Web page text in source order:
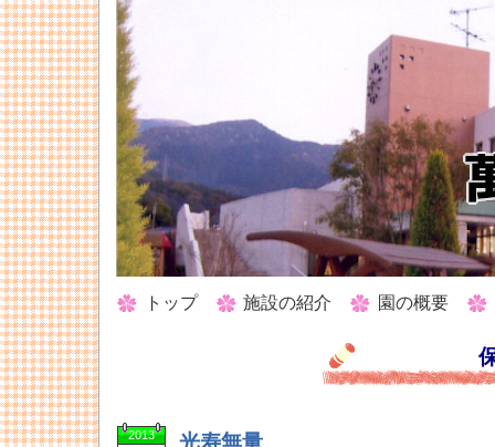
トップ 施設の紹介 園の概要
2013